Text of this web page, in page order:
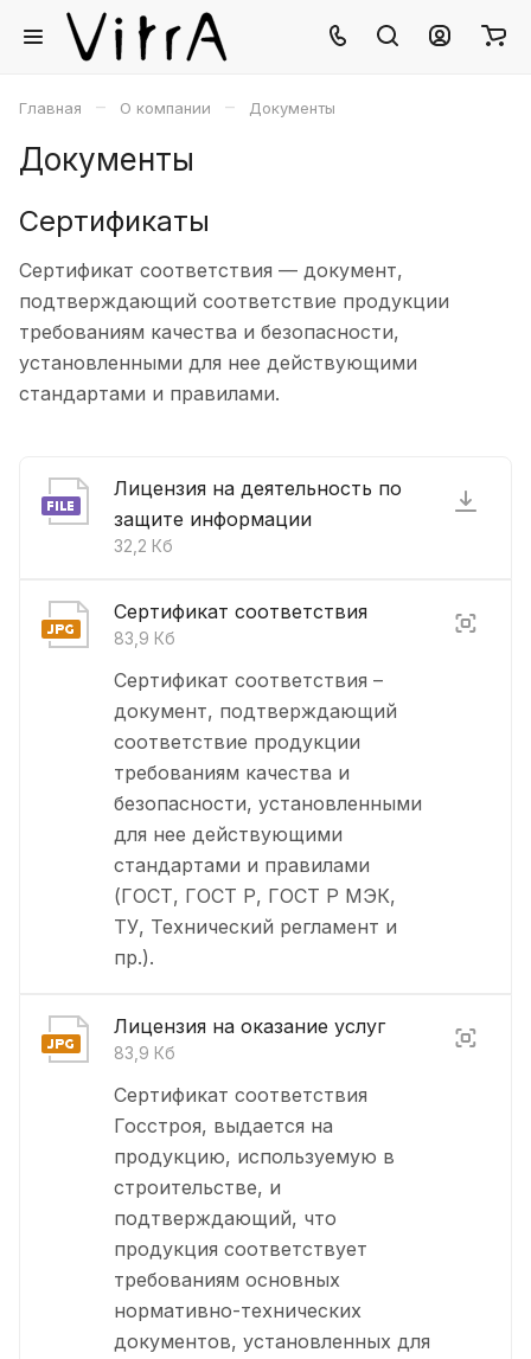
Главная – О компании – Документы
Документы
Сертификаты
Сертификат соответствия — документ,
подтверждающий соответствие продукции
требованиям качества и безопасности,
установленными для нее действующими
стандартами и правилами.
Лицензия на деятельность по
защите информации
32,2 Кб
Сертификат соответствия
83,9 Кб
Сертификат соответствия –
документ, подтверждающий
соответствие продукции
требованиям качества и
безопасности, установленными
для нее действующими
стандартами и правилами
(ГОСТ, ГОСТ Р, ГОСТ Р МЭК,
ТУ, Технический регламент и
пр.).
Лицензия на оказание услуг
83,9 Кб
Сертификат соответствия
Госстроя, выдается на
продукцию, используемую в
строительстве, и
подтверждающий, что
продукция соответствует
требованиям основных
нормативно-технических
документов, установленных для